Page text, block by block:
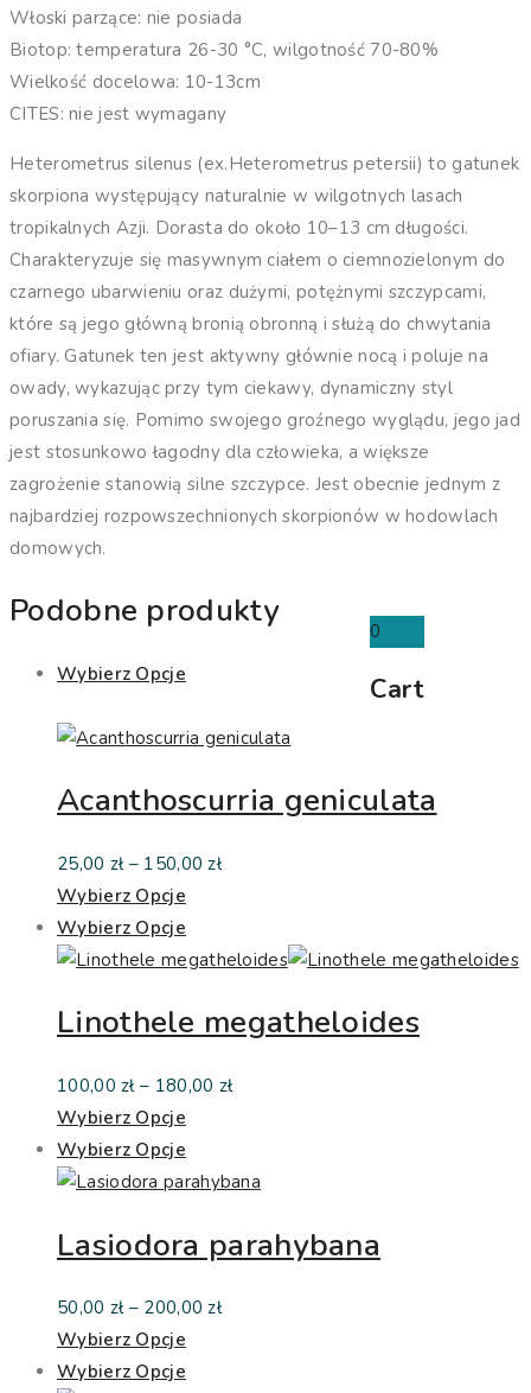
0
Cart
Włoski parzące: nie posiada
Biotop: temperatura 26-30 °C, wilgotność 70-80%
Wielkość docelowa: 10-13cm
CITES: nie jest wymagany
Heterometrus silenus (ex.Heterometrus petersii) to gatunek
skorpiona występujący naturalnie w wilgotnych lasach
tropikalnych Azji. Dorasta do około 10–13 cm długości.
Charakteryzuje się masywnym ciałem o ciemnozielonym do
czarnego ubarwieniu oraz dużymi, potężnymi szczypcami,
które są jego główną bronią obronną i służą do chwytania
ofiary. Gatunek ten jest aktywny głównie nocą i poluje na
owady, wykazując przy tym ciekawy, dynamiczny styl
poruszania się. Pomimo swojego groźnego wyglądu, jego jad
jest stosunkowo łagodny dla człowieka, a większe
zagrożenie stanowią silne szczypce. Jest obecnie jednym z
najbardziej rozpowszechnionych skorpionów w hodowlach
domowych.
Podobne produkty
Wybierz Opcje
Acanthoscurria geniculata
25,00 zł – 150,00złZakres
25,00 zł
150,00 zł
Wybierz Opcje
Wybierz Opcje
Linothele megatheloides
100,00zł – 180,00 złZakres
100,00 zł
180,00 zł
Wybierz Opcje
Wybierz Opcje
Lasiodora parahybana
50,00 zł – 200,00złZakres
Wybierz Opcje
Wybierz Opcje